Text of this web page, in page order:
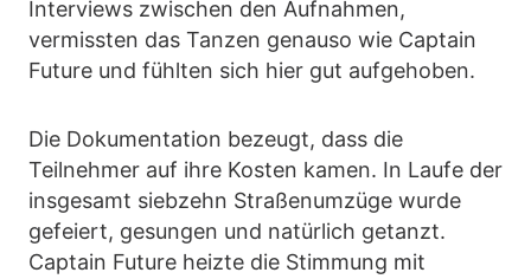
Interviews zwischen den Aufnahmen,
vermissten das Tanzen genauso wie Captain
Future und fühlten sich hier gut aufgehoben.
Die Dokumentation bezeugt, dass die
Teilnehmer auf ihre Kosten kamen. In Laufe der
insgesamt siebzehn Straßenumzüge wurde
gefeiert, gesungen und natürlich getanzt.
Captain Future heizte die Stimmung mit